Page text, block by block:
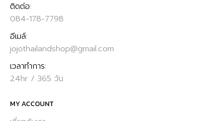
ติดต่อ:
084-178-7798
อีเมล์:
jojothailandshop@gmail.com
เวลาทำการ:
24hr / 365 วัน
MY ACCOUNT